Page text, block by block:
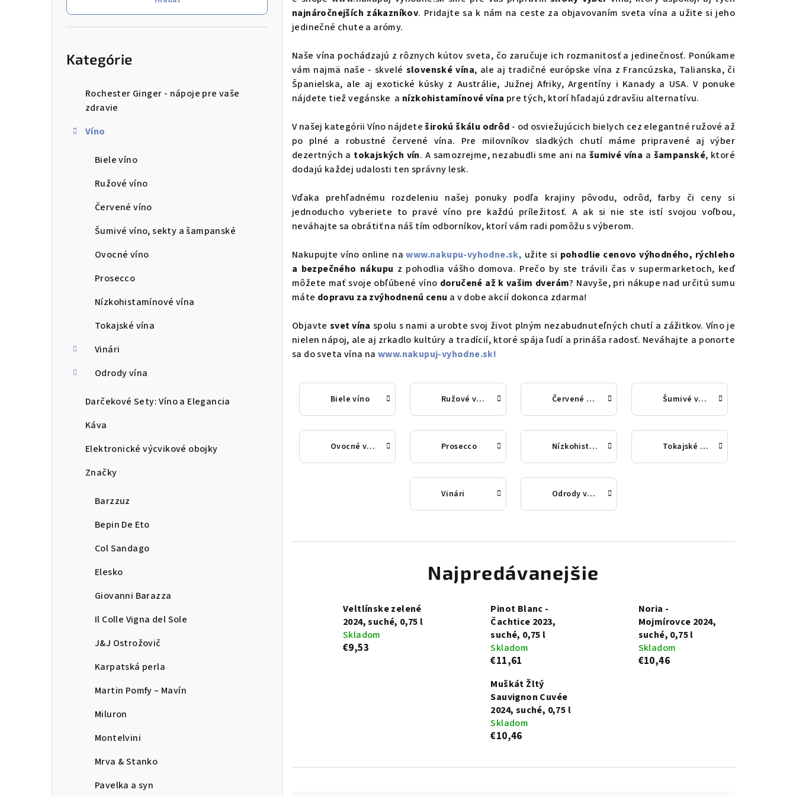
Kategórie
Rochester Ginger - nápoje pre vaše
zdravie
Víno
Biele víno
Ružové víno
Červené víno
Šumivé víno, sekty a šampanské
Ovocné víno
Prosecco
Nízkohistamínové vína
Tokajské vína
Vinári
Odrody vína
Darčekové Sety: Víno a Elegancia
Káva
Elektronické výcvikové obojky
Značky
Barzzuz
Bepin De Eto
Col Sandago
Elesko
Giovanni Barazza
Il Colle Vigna del Sole
J&J Ostrožovič
Karpatská perla
Martin Pomfy – Mavín
Miluron
Montelvini
Mrva & Stanko
Pavelka a syn
najnáročnejších zákazníkov. Pridajte sa k nám na ceste za objavovaním sveta vína a užite si jeho
jedinečné chute a arómy.
Naše vína pochádzajú z rôznych kútov sveta, čo zaručuje ich rozmanitosť a jedinečnosť. Ponúkame
vám najmä naše - skvelé slovenské vína, ale aj tradičné európske vína z Francúzska, Talianska, či
Španielska, ale aj exotické kúsky z Austrálie, Južnej Afriky, Argentíny i Kanady a USA. V ponuke
nájdete tiež vegánske a nízkohistamínové vína pre tých, ktorí hľadajú zdravšiu alternatívu.
V našej kategórii Víno nájdeteširokú škálu odrôd - od osviežujúcich bielych cez elegantné ružové až
po plné a robustné červené vína. Pre milovníkov sladkých chutí máme pripravené aj výber
dezertných a tokajských vín. A samozrejme, nezabudli sme ani na šumivé vína a šampanské, ktoré
dodajú každej udalosti ten správny lesk.
Vďaka prehľadnému rozdeleniu našej ponuky podľa krajiny pôvodu, odrôd, farby či ceny si
jednoducho vyberiete to pravé víno pre každú príležitosť. A ak si nie ste istí svojou voľbou,
neváhajte sa obrátiť na náš tím odborníkov, ktorí vám radi pomôžu s výberom.
Nakupujte víno online nawww.nakupu-vyhodne.sk, užite si pohodlie cenovo výhodného, rýchleho
a bezpečného nákupu z pohodlia vášho domova. Prečo by ste trávili čas v supermarketoch, keď
môžete mať svoje obľúbené víno doručené až k vašim dverám? Navyše, pri nákupe nad určitú sumu
máte dopravu za zvýhodnenú cenu a v dobe akcií dokonca zdarma!
Objavte svet vína spolu s nami a urobte svoj život plným nezabudnuteľných chutí a zážitkov. Víno je
nielen nápoj, ale aj zrkadlo kultúry a tradícií, ktoré spája ľudí a prináša radosť. Neváhajte a ponorte
sa do sveta vína na www.nakupuj-vyhodne.sk!
Biele víno Ružové víno Červené víno Šumivé víno, sekty a šampanské
Ovocné víno Prosecco Nízkohistamínové vína Tokajské vína
Vinári Odrody vína
Najpredávanejšie
Veltlínske zelené
2024, suché, 0,75 l
Skladom
€9,53
Pinot Blanc -
Čachtice 2023,
suché, 0,75 l
Skladom
€11,61
Noria -
Mojmírovce 2024,
suché, 0,75 l
Skladom
€10,46
Muškát Žltý
Sauvignon Cuvée
2024, suché, 0,75 l
Skladom
€10,46